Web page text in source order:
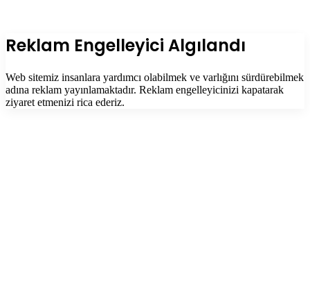
Kapalı
Reklam Engelleyici Algılandı
Web sitemiz insanlara yardımcı olabilmek ve varlığını sürdürebilmek
adına reklam yayınlamaktadır. Reklam engelleyicinizi kapatarak
ziyaret etmenizi rica ederiz.